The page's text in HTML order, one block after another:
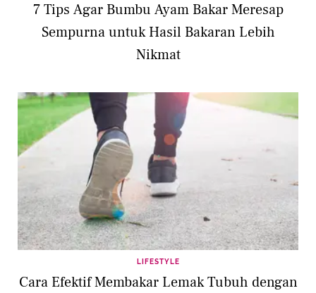
7 Tips Agar Bumbu Ayam Bakar Meresap
Sempurna untuk Hasil Bakaran Lebih
Nikmat
LIFESTYLE
Cara Efektif Membakar Lemak Tubuh dengan